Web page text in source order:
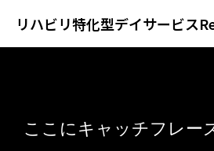
リハビリ特化型デイサービス
ここにキャッチフレー